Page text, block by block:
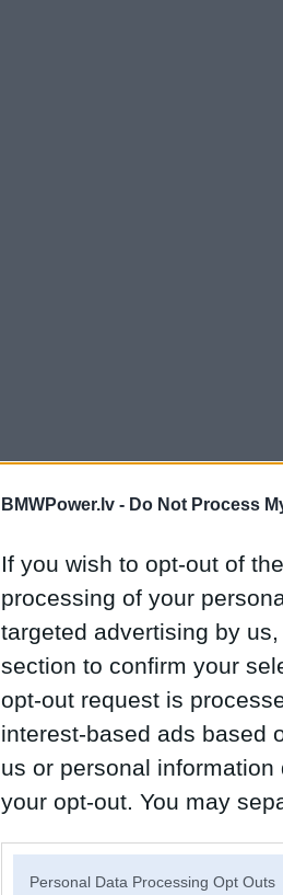
BMWPower.lv - Do Not Process
If you wish to opt-out of
processing of your
targeted advertising by
section to confirm your
opt-out request is
interest-based ads based
us or personal
your opt-out. You may
Personal Data Processing Opt Outs